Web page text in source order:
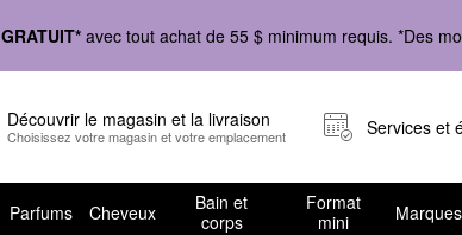
GRATUIT* avec tout achat de 55 $ minimum requis. *Des
Découvrir le magasin et la livraison
Choisissez votre magasin et votre emplacement Services et
Parfums Cheveux
Bain et
corps
Format
mini
Marques